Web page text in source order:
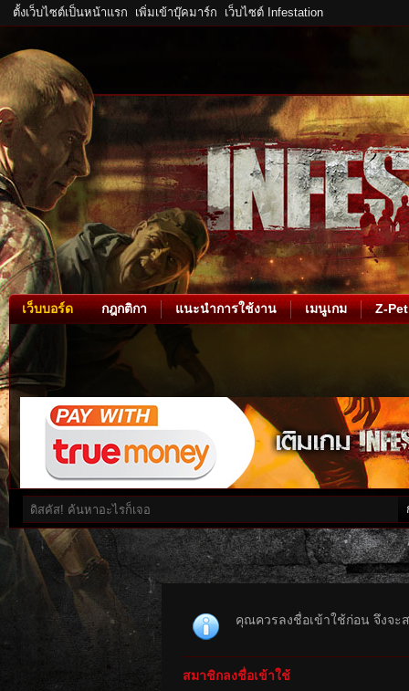
ตั้งเว็บไซต์เป็นหน้าแรก เพิ่มเข้าบุ๊คมาร์ก เว็บไซต์ Infestation
เว็บบอร์ด กฎกติกา แนะนำการใช้งาน เมนูเกม Z-Pet
คุณควรลงชื่อเข้าใช้ก่อน จึงจะ
สมาชิกลงชื่อเข้าใช้